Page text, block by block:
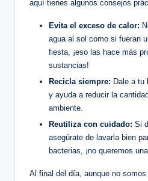
aquí tienes algunos consejos
Evita el exceso de calor:
agua al sol como si fueran
fiesta, ¡eso las hace más
sustancias!
Recicla siempre: Dale a tu
y⁣ ayuda a reducir la​
ambiente.
Reutiliza con cuidado: Si
asegúrate de lavarla bien⁣
bacterias, ¡no queremos‍
Al final del‍ día, aunque no